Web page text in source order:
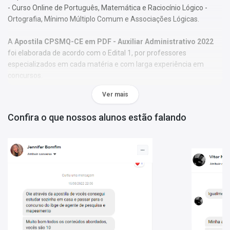
- Curso Online de Português, Matemática e Raciocínio Lógico -
Ortografia, Mínimo Múltiplo Comum e Associações Lógicas.
A Apostila CPSMQ-CE em PDF - Auxiliar Administrativo 2022
foi elaborada de acordo com o Edital 1, por professores
especializados em cada matéria e com larga experiência em
concursos.
O conteúdo foi organizado, visando uma fácil assimilação do
aprendizagem.
Características:
- Material Digital em PDF;
- Possui exercícios de fixação gabaritados;
- Conteúdo completo, de acordo com o Edital 1;
- Arquivo em PDF liberado para impressão.
Matérias da Apostila:
Ver mais
Confira o que nossos alunos estão falando